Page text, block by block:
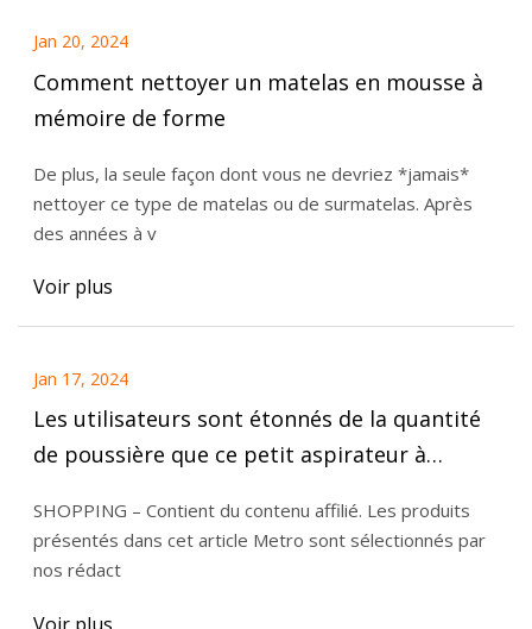
Jan 20, 2024
Comment nettoyer un matelas en mousse à
mémoire de forme
De plus, la seule façon dont vous ne devriez *jamais*
nettoyer ce type de matelas ou de surmatelas. Après
des années à v
Voir plus
Jan 17, 2024
Les utilisateurs sont étonnés de la quantité
de poussière que ce petit aspirateur à
SHOPPING – Contient du contenu affilié. Les produits
présentés dans cet article Metro sont sélectionnés par
nos rédact